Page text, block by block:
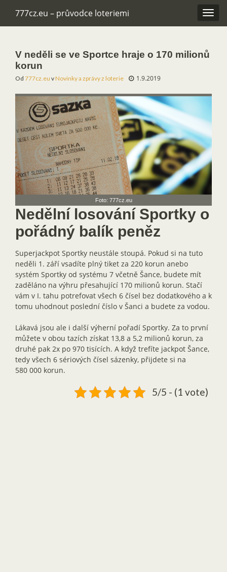
777cz.eu – průvodce loteriemi
V neděli se ve Sportce hraje o 170 milionů
korun
Od 777cz.eu vNovinky a zprávy z loterie 1.9.2019
Foto: 777cz.eu
Nedělní losování Sportky o
pořádný balík peněz
Superjackpot Sportky neustále stoupá. Pokud si na tuto
neděli 1. září vsadíte plný tiket za 220 korun anebo
systém Sportky od systému 7 včetně Šance, budete mít
zaděláno na výhru přesahující 170 milionů korun. Stačí
vám v I. tahu potrefovat všech 6 čísel bez dodatkového a k
tomu uhodnout poslední číslo v Šanci a budete za vodou.
Lákavá jsou ale i další výherní pořadí Sportky. Za to první
můžete v obou tazích získat 13,8 a 5,2 milionů korun, za
druhé pak 2x po 970 tisících. A když trefíte jackpot Šance,
tedy všech 6 sériových čísel sázenky, přijdete si na
580 000 korun.
5/5 - (1 vote)